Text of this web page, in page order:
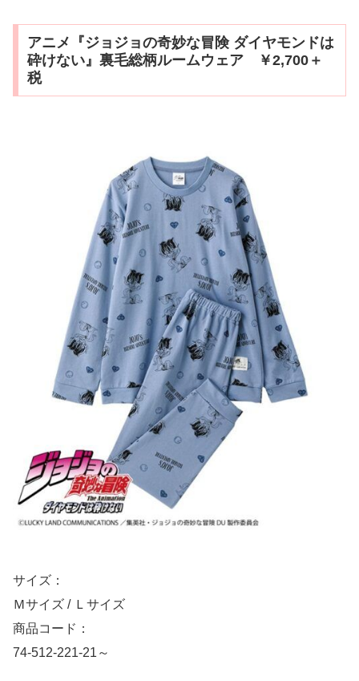
アニメ『ジョジョの奇妙な冒険 ダイヤモンドは
砕けない』裏毛総柄ルームウェア ￥2,700＋
税
サイズ：
Ｍサイズ / Ｌサイズ
商品コード：
74-512-221-21～